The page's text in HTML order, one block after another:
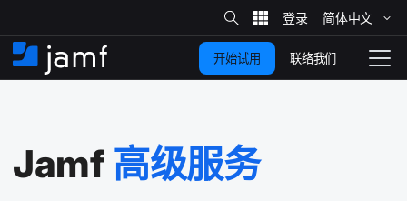
​
至
​
内
容
站
​内
​搜
索
简体​中文
首
​
拨
动
开始试用 联络我们
Jamf 高级​服务